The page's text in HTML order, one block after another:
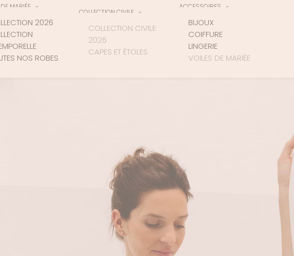
MARIÉE
2026
NOS ROBES
COLLECTION CIVILE
COLLECTION CIVILE
2026
CAPES ET ÉTOLES
ACCESSOIRES
BIJOUX
COIFFURE
LINGERIE
VOILES DE MARIÉE